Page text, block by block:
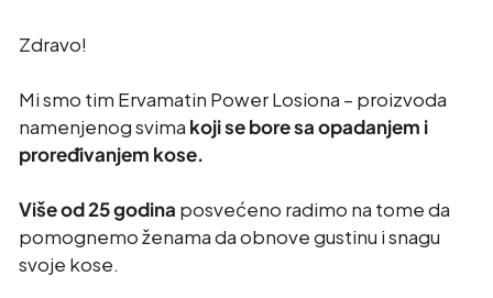
Zdravo!
Mi smo tim Ervamatin Power Losiona – proizvoda
namenjenog svima koji se bore sa opadanjem i
proređivanjem kose.
Više od 25 godina posvećeno radimo na tome da
pomognemo ženama da obnove gustinu i snagu
svoje kose.